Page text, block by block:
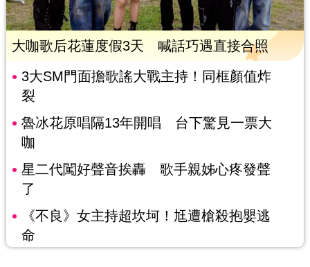
大咖歌后花蓮度假3天 喊話巧遇直接合照
3大SM門面擔歌謠大戰主持！同框顏值炸
裂
魯冰花原唱隔13年開唱 台下驚見一票大
咖
星二代闖好聲音挨轟 歌手親姊心疼發聲
了
《不良》女主持超坎坷！尪遭槍殺抱嬰逃
命